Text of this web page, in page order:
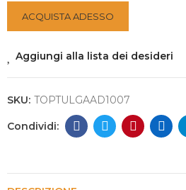
ACQUISTA ADESSO
Aggiungi alla lista dei desideri
SKU: TOPTULGAAD1007